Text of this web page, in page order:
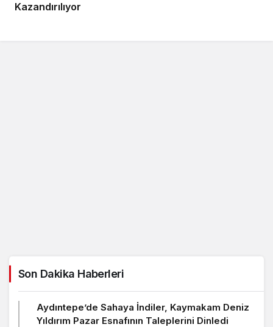
Kazandırılıyor
Son Dakika Haberleri
Aydıntepe’de Sahaya İndiler, Kaymakam Deniz
Yıldırım Pazar Esnafının Taleplerini Dinledi